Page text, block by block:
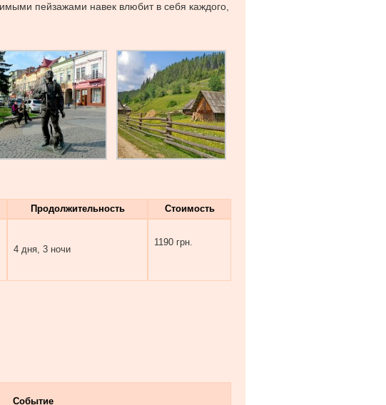
пейзажами навек влюбит в себя каждого,
Продолжительность Стоимость
4 дня, 3 ночи
1190 грн.
Событие